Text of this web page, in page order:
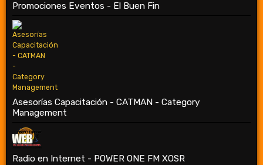
Promociones Eventos - El Buen Fin
Asesorías Capacitación - CATMAN - Category
Management
Radio en Internet - POWER ONE FM XOSR